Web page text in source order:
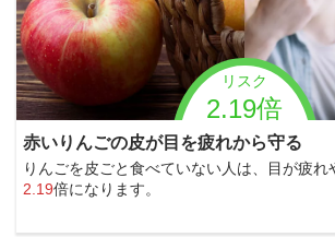
リスク
2.19倍
赤いりんごの皮が目を疲れから守る
りんごを皮ごと食べていない人は、目が疲
2.19倍になります。